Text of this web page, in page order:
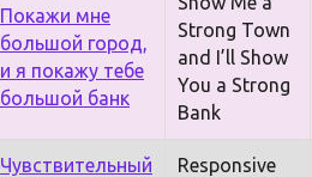
Покажи мне
большой город,
и я покажу тебе
большой банк
Strong Town
and I’ll Show
You a Strong
Bank
Чувствительный Responsive